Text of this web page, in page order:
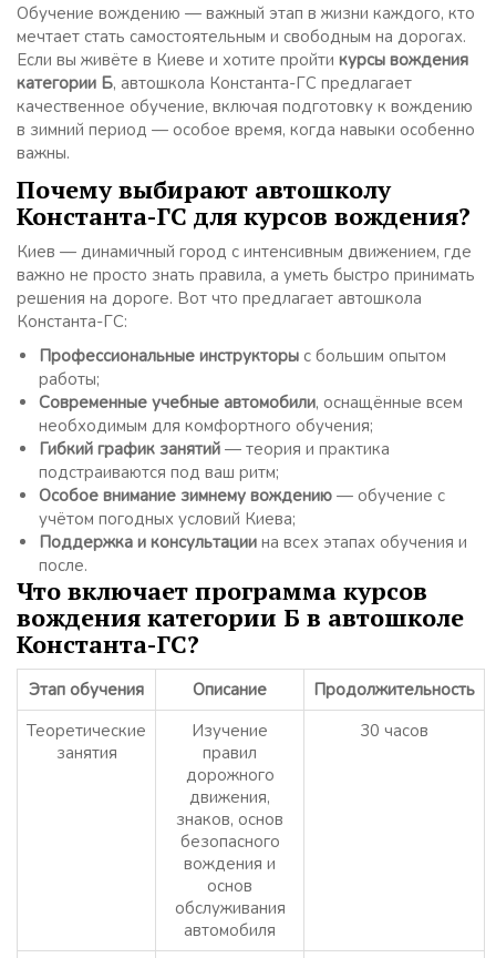
Обучение вождению — важный этап в жизни каждого, кто
мечтает стать самостоятельным и свободным на дорогах.
Если вы живёте в Киеве и хотите пройти курсы вождения
категории Б, автошкола Константа-ГС предлагает
качественное обучение, включая подготовку к вождению
в зимний период — особое время, когда навыки особенно
важны.
Почему выбирают автошколу
Константа-ГС для курсов вождения?
Киев — динамичный город с интенсивным движением, где
важно не просто знать правила, а уметь быстро принимать
решения на дороге. Вот что предлагает автошкола
Константа-ГС:
Профессиональные инструкторы с большим опытом
работы;
Современные учебные автомобили, оснащённые всем
необходимым для комфортного обучения;
Гибкий график занятий — теория и практика
подстраиваются под ваш ритм;
Особое внимание зимнему вождению — обучение с
учётом погодных условий Киева;
Поддержка и консультации на всех этапах обучения и
после.
Что включает программа курсов
вождения категории Б в автошколе
Константа-ГС?
Этап обучения Описание
Продолжительность
Теоретические
занятия
Изучение
правил
дорожного
движения,
знаков, основ
безопасного
вождения и
основ
обслуживания
автомобиля
30 часов